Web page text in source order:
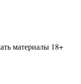
материалы 18+